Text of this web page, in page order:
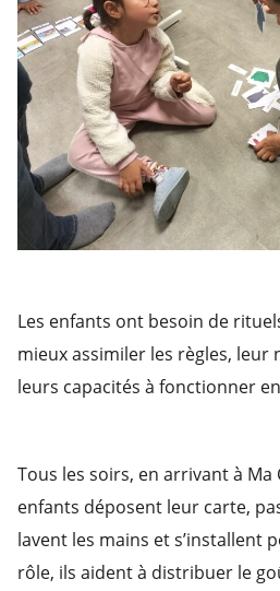
Les enfants ont besoin de
mieux assimiler les règles, leur
leurs capacités à fonctionner
Tous les soirs, en arrivant à Ma
enfants déposent leur carte,
lavent les mains et s’installent
rôle, ils aident à distribuer le